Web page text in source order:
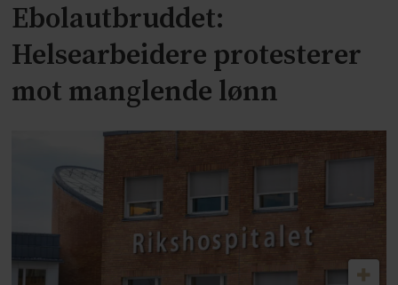
Ebolautbruddet:
Helsearbeidere protesterer
mot manglende lønn